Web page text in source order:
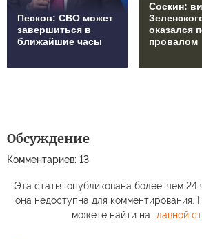
Песков: СВО может
завершиться в
ближайшие часы
Соскин:
оказался
провалом
Обсуждение
Комментариев: 13
Эта статья опубликована более, чем 24
она недоступна для комментирования.
можете найти на главной